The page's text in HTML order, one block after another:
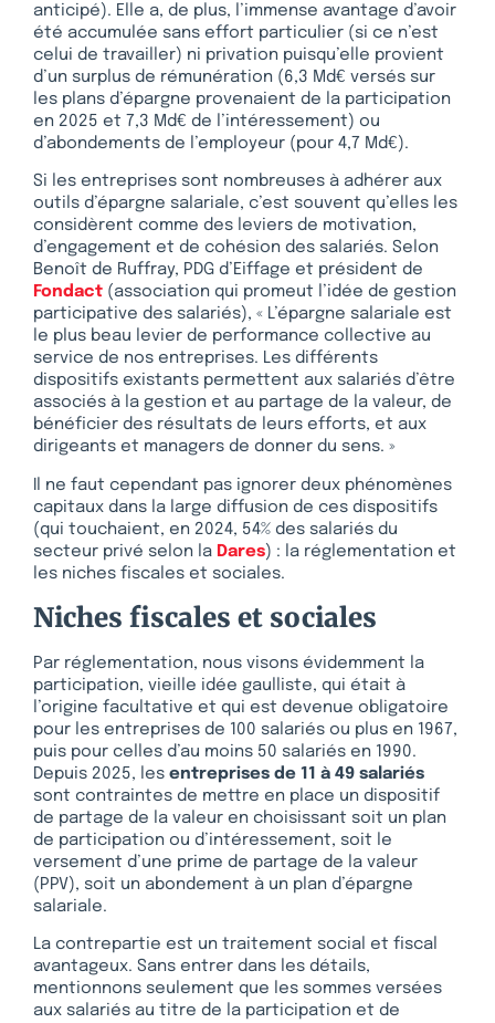
anticipé). Elle a, de plus, l’immense avantage d’avoir
été accumulée sans effort particulier (si ce n’est
celui de travailler) ni privation puisqu’elle provient
d’un surplus de rémunération (6,3 Md€ versés sur
les plans d’épargne provenaient de la participation
en 2025 et 7,3 Md€ de l’intéressement) ou
d’abondements de l’employeur (pour 4,7 Md€).
Si les entreprises sont nombreuses à adhérer aux
outils d’épargne salariale, c’est souvent qu’elles les
considèrent comme des leviers de motivation,
d’engagement et de cohésion des salariés. Selon
Benoît de Ruffray, PDG d’Eiffage et président de
Fondact (association qui promeut l’idée de gestion
participative des salariés), « L’épargne salariale est
le plus beau levier de performance collective au
service de nos entreprises. Les différents
dispositifs existants permettent aux salariés d’être
associés à la gestion et au partage de la valeur, de
bénéficier des résultats de leurs efforts, et aux
dirigeants et managers de donner du sens. »
Il ne faut cependant pas ignorer deux phénomènes
capitaux dans la large diffusion de ces dispositifs
(qui touchaient, en 2024, 54% des salariés du
secteur privé selon la Dares) : la réglementation et
les niches fiscales et sociales.
Niches fiscales et sociales
Par réglementation, nous visons évidemment la
participation, vieille idée gaulliste, qui était à
l’origine facultative et qui est devenue obligatoire
pour les entreprises de 100 salariés ou plus en 1967,
puis pour celles d’au moins 50 salariés en 1990.
Depuis 2025, les entreprises de 11 à 49 salariés
sont contraintes de mettre en place un dispositif
de partage de la valeur en choisissant soit un plan
de participation ou d’intéressement, soit le
versement d’une prime de partage de la valeur
(PPV), soit un abondement à un plan d’épargne
salariale.
La contrepartie est un traitement social et fiscal
avantageux. Sans entrer dans les détails,
mentionnons seulement que les sommes versées
aux salariés au titre de la participation et de